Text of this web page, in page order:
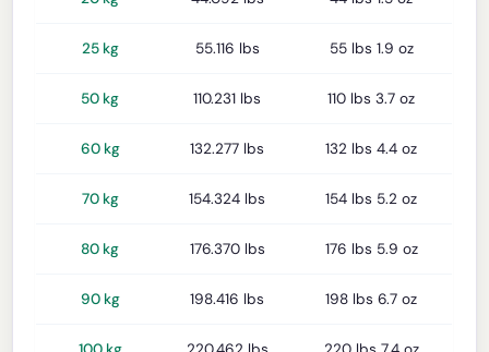
25 kg 55.116 lbs 55 lbs 1.9 oz
50 kg 110.231 lbs 110 lbs 3.7 oz
60 kg 132.277 lbs 132 lbs 4.4 oz
70 kg 154.324 lbs 154 lbs 5.2 oz
80 kg 176.370 lbs 176 lbs 5.9 oz
90 kg 198.416 lbs 198 lbs 6.7 oz